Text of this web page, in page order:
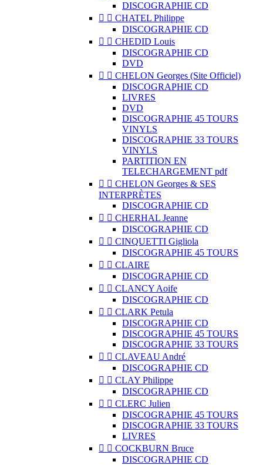
DISCOGRAPHIE CD
  CHATEL Philippe
DISCOGRAPHIE CD
  CHEDID Louis
DISCOGRAPHIE CD
DVD
  CHELON Georges (Site Officiel)
DISCOGRAPHIE CD
LIVRES
DVD
DISCOGRAPHIE 45 TOURS
VINYLS
DISCOGRAPHIE 33 TOURS
VINYLS
PARTITION EN
TELECHARGEMENT pdf
  CHELON Georges & SES
INTERPRÈTES
DISCOGRAPHIE CD
  CHERHAL Jeanne
DISCOGRAPHIE CD
  CINQUETTI Gigliola
DISCOGRAPHIE 45 TOURS
  CLAIRE
DISCOGRAPHIE CD
  CLANCY Aoife
DISCOGRAPHIE CD
  CLARK Petula
DISCOGRAPHIE CD
DISCOGRAPHIE 45 TOURS
DISCOGRAPHIE 33 TOURS
  CLAVEAU André
DISCOGRAPHIE CD
  CLAY Philippe
DISCOGRAPHIE CD
  CLERC Julien
DISCOGRAPHIE 45 TOURS
DISCOGRAPHIE 33 TOURS
LIVRES
  COCKBURN Bruce
DISCOGRAPHIE CD